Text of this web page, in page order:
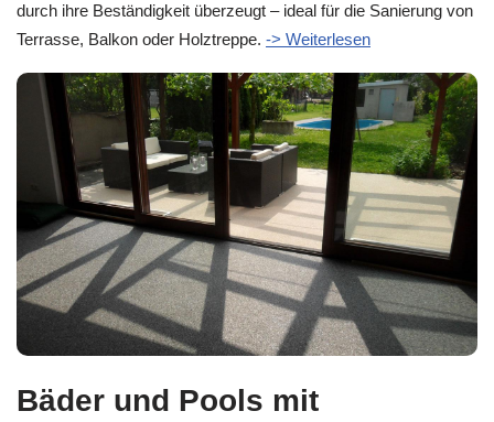
durch ihre Beständigkeit überzeugt – ideal für die Sanierung von
Terrasse, Balkon oder Holztreppe. -> Weiterlesen
Bäder und Pools mit